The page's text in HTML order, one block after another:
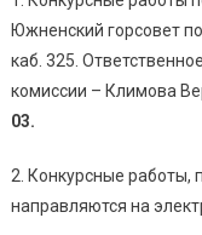
Южненский горсовет
каб. 325.
комиссии – Климова
03.
2. Конкурсные работы,
направляются на